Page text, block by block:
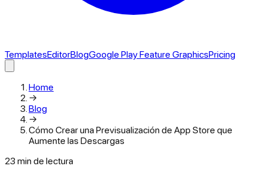
TemplatesEditorBlogGoogle Play Feature GraphicsPricing
Home
→
Blog
→
Cómo Crear una Previsualización de App Store que
Aumente las Descargas
23 min de lectura